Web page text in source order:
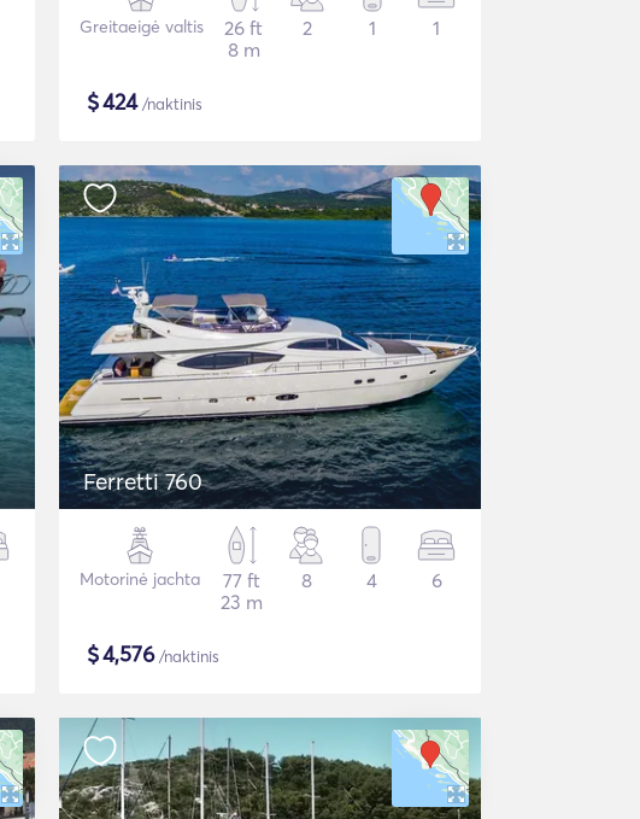
Greitaeigė valtis
26 ft
8 m
2 1 1
$424/naktinis
Ferretti 760
Motorinė jachta
77 ft
23 m
8 4 6
$4,576/naktinis